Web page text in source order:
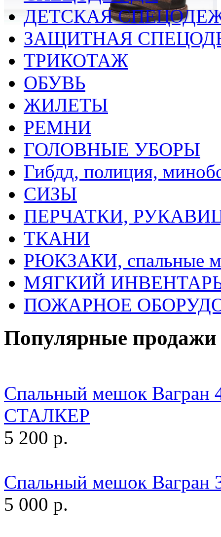
ДЕТСКАЯ
ЗАЩИТНАЯ
ТРИКОТАЖ
ОБУВЬ
ЖИЛЕТЫ
РЕМНИ
ГОЛОВНЫЕ УБОРЫ
Гибдд, полиция,
СИЗЫ
ПЕРЧАТКИ,
ТКАНИ
РЮКЗАКИ, спальные
МЯГКИЙ ИНВЕНТАРЬ,
ПОЖАРНОЕ
Популярные продажи
Спальный мешок Вагран
СТАЛКЕР
5 200 р.
Спальный мешок
5 000 р.